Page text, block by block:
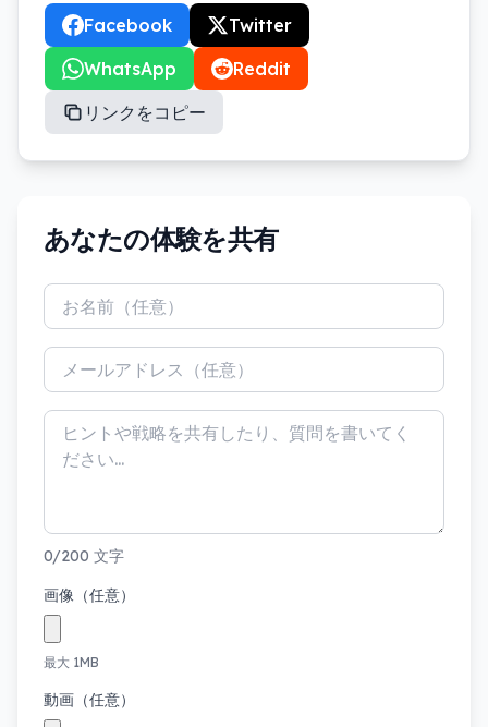
Facebook
Twitter
WhatsApp
Reddit
リンクをコピー
あなたの体験を共有
0/200 文字
画像（任意）
最大 1MB
動画（任意）